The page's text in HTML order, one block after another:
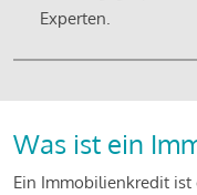
Experten.
Was ist ein
Ein Immobilienkredit ist